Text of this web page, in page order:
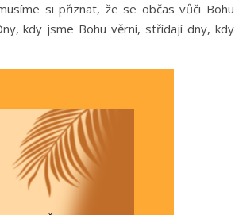
si přiznat, že se občas vůči Bohu
kdy jsme Bohu věrní, střídají dny, kdy